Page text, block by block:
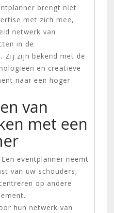
brengt niet
met zich mee,
netwerk van
in de
Zij zijn bekend met de
en creatieve
naar een hoger
van
met een
eventplanner neemt
van uw schouders,
op andere
hun netwerk van